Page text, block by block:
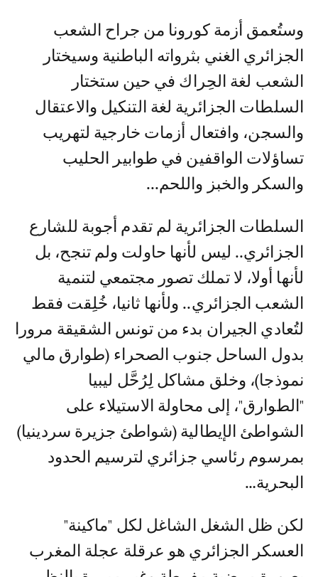
وستُعمق أزمة كورونا من جراح الشعب
الجزائري الغني بثرواته الباطنية وسيختار
الشعب لغة الحِراك في حين ستختار
السلطات الجزائرية لغة التنكيل والاعتقال
والسجن، وافتعال أزمات خارجية لتهريب
تساؤلات الواقفين في طوابير الحليب
والسكر والخبز واللحم...
السلطات الجزائرية لم تقدم أجوبة للشارع
الجزائري.. ليس لأنها حاولت ولم تنجح، بل
لأنها أولا، لا تملك تصور مجتمعي لتنمية
الشعب الجزائري.. ولأنها ثانيا، خُلِقت فقط
لتُعادي الجيران بدء من تونس الشقيقة مرورا
بدول الساحل جنوب الصحراء (طوارق مالي
نموذجا)، وخلق مشاكل لِرُحَّل ليبيا
"الطوارق"، إلى محاولة الاستيلاء على
الشواطئ الإيطالية (شواطئ جزيرة سردينيا)
بمرسوم رئاسي جزائري لترسيم الحدود
البحرية…
لكن ظل الشغل الشاغل لكل "ماكينة"
العسكر الجزائري هو عرقلة عجلة المغرب